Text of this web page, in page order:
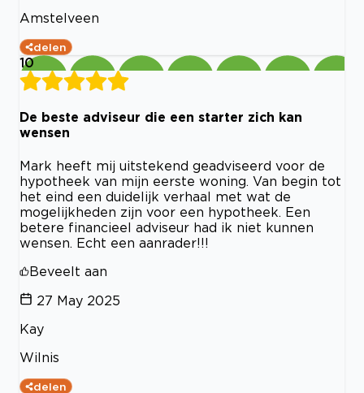
Amstelveen
delen
10
De beste adviseur die een starter zich kan
wensen
Mark heeft mij uitstekend geadviseerd voor de
hypotheek van mijn eerste woning. Van begin tot
het eind een duidelijk verhaal met wat de
mogelijkheden zijn voor een hypotheek. Een
betere financieel adviseur had ik niet kunnen
wensen. Echt een aanrader!!!
Beveelt aan
27 May 2025
Kay
Wilnis
delen